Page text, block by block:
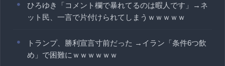
ひろゆき「コメント欄で暴れてるのは暇人です」→ネ
ット民、一言で片付けられてしまうｗｗｗｗｗ
トランプ、勝利宣言寸前だった →イラン「条件6つ飲
め」で困難にｗｗｗｗｗｗ